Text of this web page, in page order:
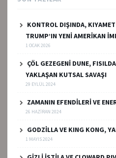
KONTROL DIŞINDA,
TRUMP’IN YENİ AMERİKAN
1 OCAK 2026
ÇÖL GEZEGENİ DUNE,
YAKLAŞAN KUTSAL SAVAŞI
29 EYLÜL 2024
ZAMANIN EFENDİLERİ VE
26 HAZIRAN 2024
GODZİLLA VE KING KONG,
1 MAYIS 2024